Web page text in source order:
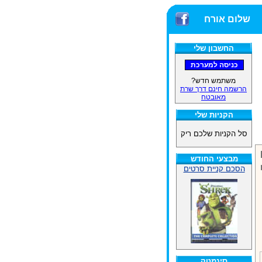
שלום אורח
החשבון שלי
משתמש חדש?
הרשמה חינם דרך שרת
מאובטח
הקניות שלי
סל הקניות שלכם ריק
מבצעי החודש
הסכם קניית סרטים